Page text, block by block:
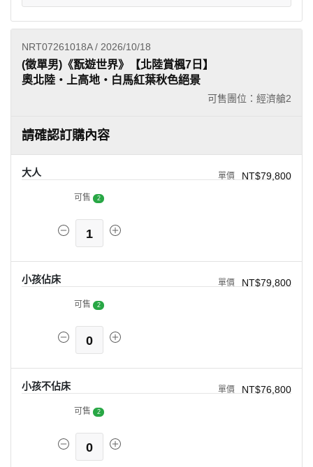
NRT07261018A / 2026/10/18
可售團位：經濟艙2
(徵單男)《翫遊世界》【北陸賞楓7日】
奧北陸・上高地・白馬紅葉秋色絕景
請確認訂購內容
大人 NT$79,800
可售 2
1
小孩佔床 NT$79,800
可售 2
0
小孩不佔床 NT$76,800
可售 2
0